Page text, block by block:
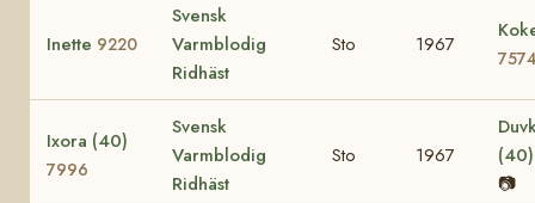
Inette 9220
Svensk
Varmblodig
Ridhäst
Sto 1967
Ixora (40)
7996
Svensk
Varmblodig
Ridhäst
Sto 1967
📷